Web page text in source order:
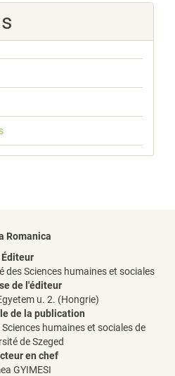
Romanica
Éditeur
des Sciences humaines et sociales
de l'éditeur
u. 2. (Hongrie)
de la publication
humaines et sociales de
de Szeged
en chef
GYIMESI